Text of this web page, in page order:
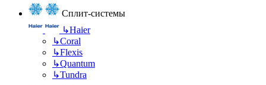
Сплит-системы
↳Haier
↳Coral
↳Flexis
↳Quantum
↳Tundra